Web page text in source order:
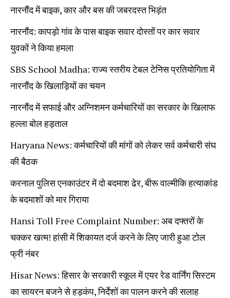
नारनौंद में बाइक, कार और बस की जबरदस्त भिड़ंत
नारनौंद: कापड़ो गांव के पास बाइक सवार दोस्तों पर कार सवार
युवकों ने किया हमला
SBS School Madha: राज्य स्तरीय टेबल टेनिस प्रतियोगिता में
नारनौंद के खिलाड़ियों का चयन
नारनौंद में सफाई और अग्निशमन कर्मचारियों का सरकार के खिलाफ
हल्ला बोल हड़ताल
Haryana News: कर्मचारियों की मांगों को लेकर सर्व कर्मचारी संघ
की बैठक
करनाल पुलिस एनकाउंटर में दो बदमाश ढेर, बीरू वाल्मीकि हत्याकांड
के बदमाशों को मार गिराया
Hansi Toll Free Complaint Number: अब दफ्तरों के
चक्कर खत्म! हांसी में शिकायत दर्ज करने के लिए जारी हुआ टोल
फ्री नंबर
Hisar News: हिसार के सरकारी स्कूल में एयर रेड वार्निंग सिस्टम
का सायरन बजने से हड़कंप, निर्देशों का पालन करने की सलाह